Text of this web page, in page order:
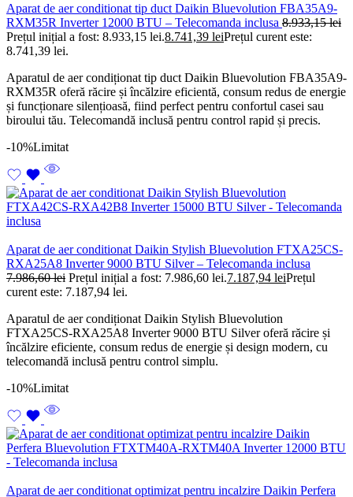
Aparat de aer conditionat tip duct Daikin Bluevolution FBA35A9-
RXM35R Inverter 12000 BTU – Telecomanda inclusa 8.933,15lei
Prețul inițial a fost: 8.933,15 lei.8.741,39 leiPrețul curent este:
8.741,39 lei.
Aparatul de aer condiționat tip duct Daikin Bluevolution FBA35A9-
RXM35R oferă răcire și încălzire eficientă, consum redus de energie
și funcționare silențioasă, fiind perfect pentru confortul casei sau
biroului tău. Telecomandă inclusă pentru control rapid și precis.
-10%Limitat
Aparat de aer conditionat Daikin Stylish Bluevolution FTXA25CS-
RXA25A8 Inverter 9000 BTU Silver – Telecomanda inclusa
7.986,60lei Prețul inițial a fost: 7.986,60 lei.7.187,94 leiPrețul
curent este: 7.187,94 lei.
Aparatul de aer condiționat Daikin Stylish Bluevolution
FTXA25CS-RXA25A8 Inverter 9000 BTU Silver oferă răcire și
încălzire eficiente, consum redus de energie și design modern, cu
telecomandă inclusă pentru control simplu.
-10%Limitat
Aparat de aer conditionat optimizat pentru incalzire Daikin Perfera